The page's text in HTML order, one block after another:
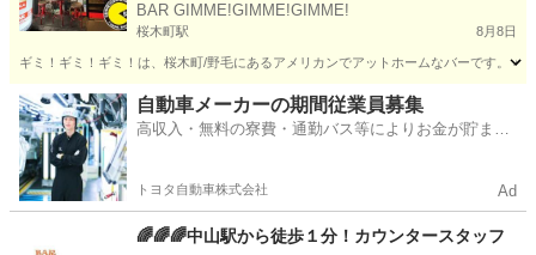
BAR GIMME!GIMME!GIMME!
桜木町駅 8月8日
ギミ！ギミ！ギミ！は、桜木町/野毛にあるアメリカンでアットホームなバーです。
神奈川 横浜市 桜木町駅 バーテンダー BAR
自動車メーカーの期間従業員募集
高収入・無料の寮費・通勤バス等によりお金が貯まり
トヨタ自動車株式会社 Ad
🌈🌈🌈中山駅から徒歩１分！カウンタースタッフ